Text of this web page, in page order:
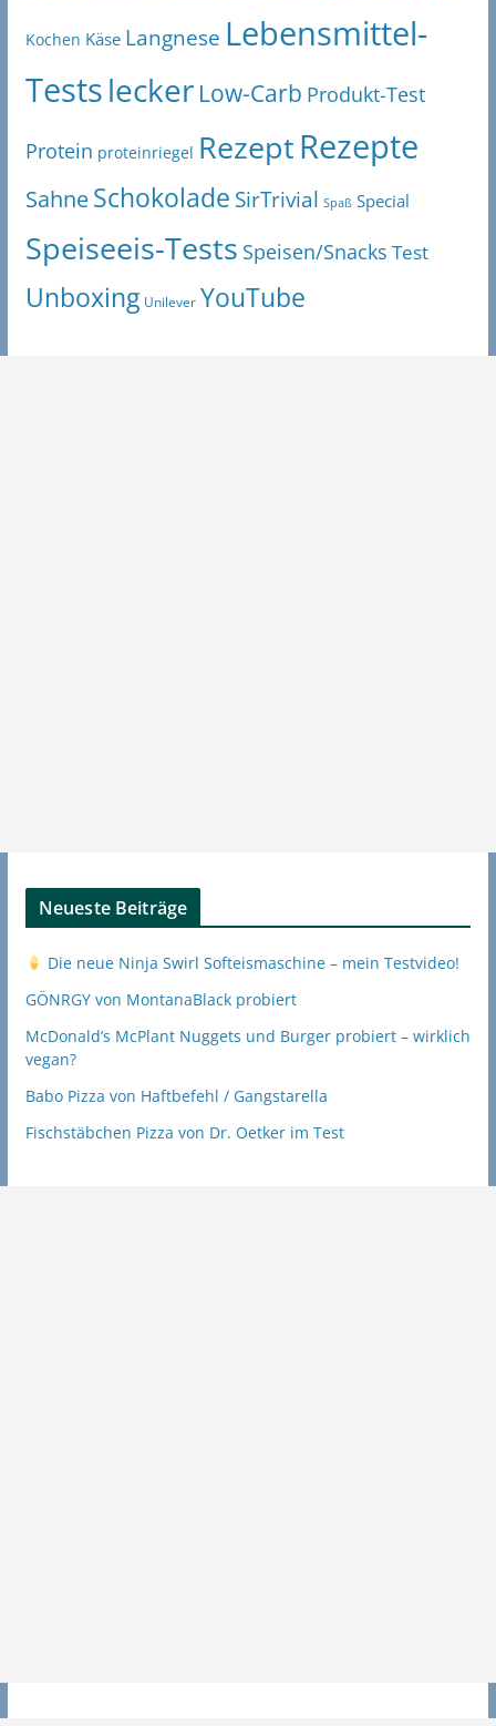
Kochen Käse Langnese Lebensmittel-
Testslecker Low-Carb Produkt-Test
Protein proteinriegel RezeptRezepte
SahneSchokolade SirTrivial Spaß Special
Speiseeis-Tests Speisen/Snacks Test
Unboxing Unilever YouTube
Neueste Beiträge
Die neue Ninja Swirl Softeismaschine – mein Testvideo!
GÖNRGY von MontanaBlack probiert
McDonald’s McPlant Nuggets und Burger probiert – wirklich
vegan?
Babo Pizza von Haftbefehl / Gangstarella
Fischstäbchen Pizza von Dr. Oetker im Test